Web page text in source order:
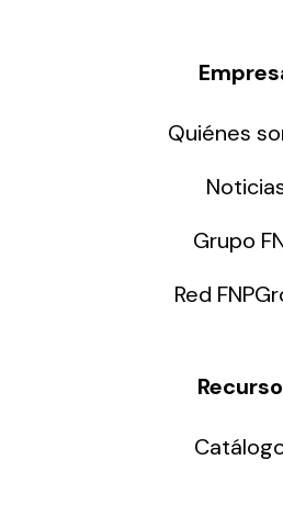
Quiénes
Grupo
Red